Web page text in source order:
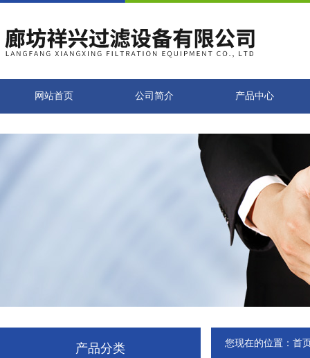
网站首页 公司简介 产品中心
产品分类 您现在的位置： 首